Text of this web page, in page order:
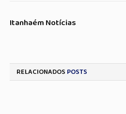
Itanhaém Notícias
RELACIONADOS POSTS